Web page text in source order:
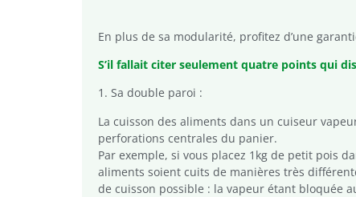
En plus de sa modularité, profitez d’une
S’il fallait citer seulement quatre points qui
1. Sa double paroi :
La cuisson des aliments dans un cuiseur
perforations centrales du panier.
Par exemple, si vous placez 1kg de petit pois
aliments soient cuits de manières très
de cuisson possible : la vapeur étant bloquée